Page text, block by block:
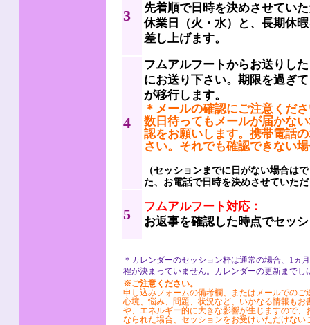
3
先着順で日時を決めさせてい
休業日（火・水）と、長期休
差し上げます。
4
フムアルフートからお送りし
にお送り下さい。期限を過ぎ
が移行します。
＊メールの確認にご注意くだ
数日待ってもメールが届かな
認をお願いします。携帯電話
さい。それでも確認できない
（セッションまでに日がない場合は
た、お電話で日時を決めさせていた
5
フムアルフート対応：
お返事を確認した時点でセッ
＊カレンダーのセッション枠は通常の場合、1ヵ
程が決まっていません。カレンダーの更新までし
※ご注意ください。
申し込みフォームの備考欄、またはメールでの
心境、悩み、問題、状況など、いかなる情報も
や、エネルギー的に大きな影響が生じますので
なられた場合、セッションをお受けいただけな